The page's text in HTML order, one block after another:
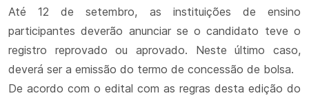
Até 12 de setembro, as instituições de ensino
participantes deverão anunciar se o candidato teve o
registro reprovado ou aprovado. Neste último caso,
deverá ser a emissão do termo de concessão de bolsa.
De acordo com o edital com as regras desta edição do